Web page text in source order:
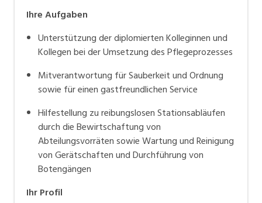
Ihre Aufgaben
Unterstützung der diplomierten Kolleginnen und
Kollegen bei der Umsetzung des Pflegeprozesses
Mitverantwortung für Sauberkeit und Ordnung
sowie für einen gastfreundlichen Service
Hilfestellung zu reibungslosen Stationsabläufen
durch die Bewirtschaftung von
Abteilungsvorräten sowie Wartung und Reinigung
von Gerätschaften und Durchführung von
Botengängen
Ihr Profil